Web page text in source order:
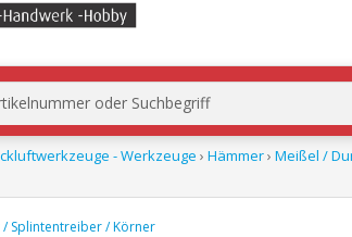
- Werkzeuge › Hämmer› Meißel /
Splintentreiber / Körner